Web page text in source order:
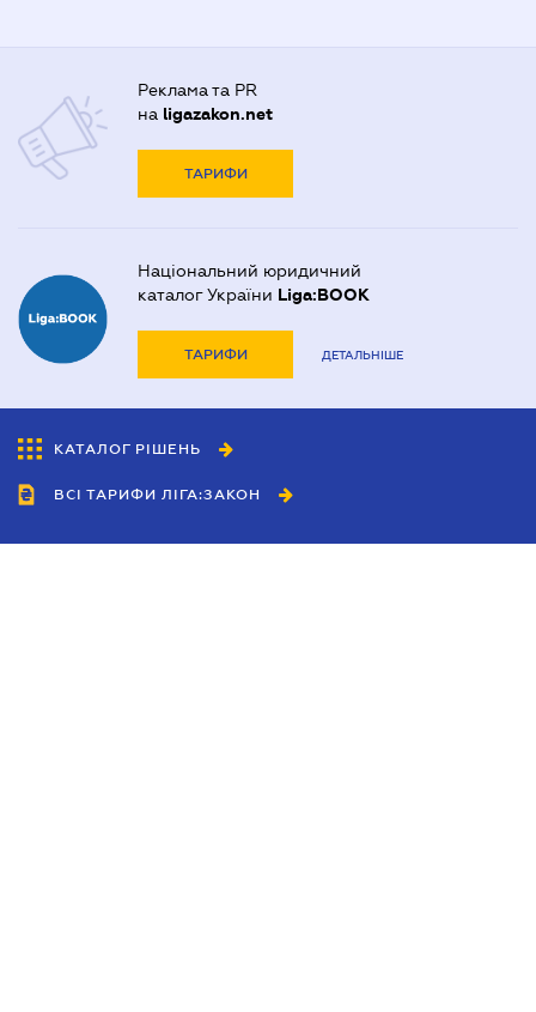
Реклама та PR
на ligazakon.net
ТАРИФИ
Національний юридичний
каталог України Liga:BOOK
ТАРИФИ ДЕТАЛЬНІШЕ
КАТАЛОГ РІШЕНЬ
ВСІ ТАРИФИ ЛІГА:ЗАКОН